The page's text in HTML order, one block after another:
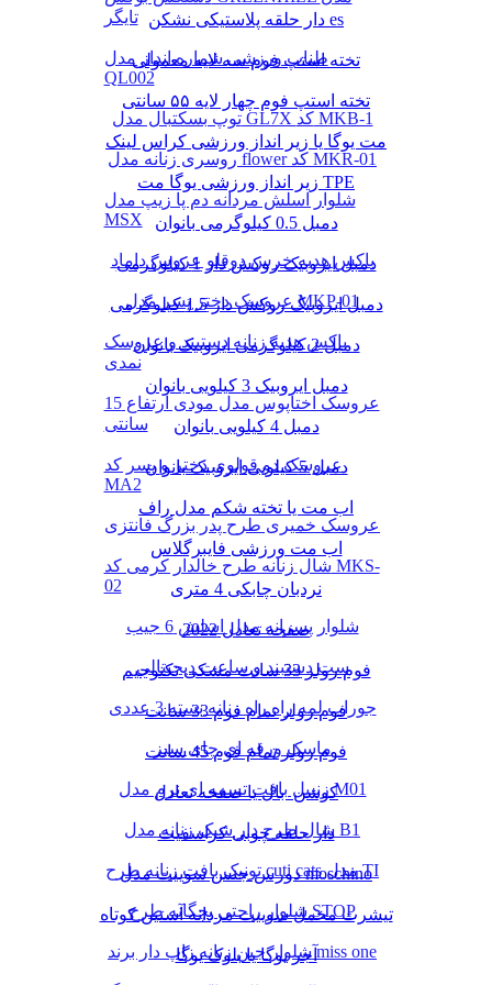
تایگر
طناب ورزشی شماره انداز مدل
QL002
توپ بسکتبال مدل GL7X کد MKB-1
روسری زنانه مدل flower کد MKR-01
شلوار اسلش مردانه دم پا زیپ مدل
MSX
باکس هدیه خرس دوقلو عروس داماد
عروسک دختر پسر مدل MKP-01
باکس هدیه زنانه دستبند و عروسک
نمدی
عروسک اختاپوس مدل مودی ارتفاع 15
سانتی
عروسک دو قولوی دختر و پسر کد
MA2
عروسک خمیری طرح پدر بزرگ فانتزی
شال زنانه طرح خالدار کرمی کد MKS-
02
شلوار پسرانه مدل اسلش 6 جیب
ست دستبند و ساعت دیجیتالی
جوراب لمه راه راه زنانه بسته 3 عددی
ماسک ورقه ای چای سبز
زنبیل بافت تسمه ای نرم مدل M01
شال طرح دار شیک زنانه مدل B1
تونیک بافت زنانه طرح cuti cats مدل TI
شلوار راحتی بچگانه طرح STOP
شلوار جین زنانه زاپ دار برند miss one
دار حلقه پلاستیکی نشکن es
تخته استپ فوم سه لایه معمولی
تخته استپ فوم چهار لایه ۵۵ سانتی
مت یوگا یا زیر انداز ورزشی کراس لینک
زیر انداز ورزشی یوگا مت TPE
دمبل 0.5 کیلوگرمی بانوان
دمبل ایروبیک روکش‌ دار 1 کیلوگرمی
دمبل ایروبیک روکش‌ دار 1.5 کیلوگرمی
دمبل 2 کیلوگرمی ایروبیک بانوان
دمبل ایروبیک 3 کیلویی بانوان
دمبل 4 کیلویی بانوان
دمبل 5 کیلویی ایروبیک بانوان
اب مت یا تخته شکم مدل راف
اب مت ورزشی فایبرگلاس
نردبان چابکی 4 متری
صفحه تعادل 2022
فوم رولر 33 سانت مشکی تکنوجیم
فوم رولر تمام فوم 33 سانت
فوم رولر تمام فوم 45 سانت
کوشن بال یا صفحه تعادل
دار حلقه چوبی کراسفیت
دورس جنس سوییت مدل moschino
تیشرت مخمل سوییت مردانه آستین کوتاه
آجر یوگا یا بلوک یوگا